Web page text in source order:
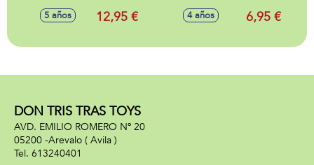
de brazos y piernas
con doble cara. -
5 años 12,95 €
cara con tatuajes 11
cm. - Modelos
4 años 6,95 €
DON TRIS TRAS TOYS
AVD. EMILIO ROMERO Nº 20
05200 -Arevalo ( Avila )
613240401